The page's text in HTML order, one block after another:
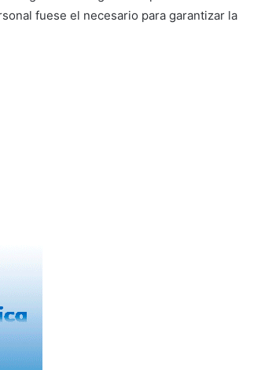
fuese el necesario para garantizar la